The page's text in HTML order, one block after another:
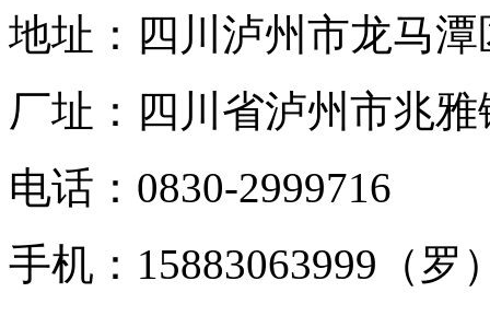
地址：四川泸州市龙马
厂址：四川省泸州市兆雅
电话：0830-2999716
手机：15883063999（罗